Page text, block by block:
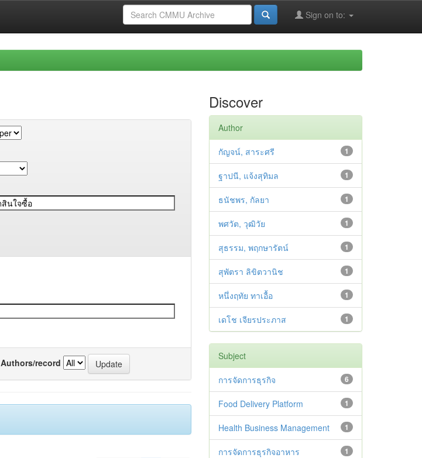
Sign on to:
Authors/record
Discover
Author
1
กัญจน์, สาระศรี
1
ฐาปนี, แจ้งสุทิมล
1
ธนัชพร, กัลยา
1
พศวัต, วุฒิวัย
1
สุธรรม, พฤกษารัตน์
1
สุพัตรา ลิขิตวานิช
1
หนึ่งฤทัย ทาเอื้อ
1
เดโช เจียรประภาส
Subject
6
การจัดการธุรกิจ
1
Food Delivery Platform
1
Health Business Management
1
การจัดการธุรกิจอาหาร